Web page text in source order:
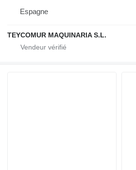
Espagne
TEYCOMUR MAQUINARIA S.L.